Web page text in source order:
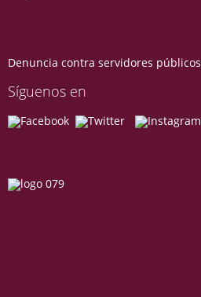
Denuncia contra servidores públicos
Síguenos en